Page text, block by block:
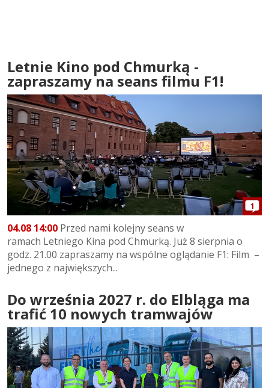
Letnie Kino pod Chmurką -
zapraszamy na seans filmu F1!
1
04.08 14:00 Przed nami kolejny seans w
ramach Letniego Kina pod Chmurką. Już 8 sierpnia o
godz. 21.00 zapraszamy na wspólne oglądanie F1: Film –
jednego z największych...
Do września 2027 r. do Elbląga ma
trafić 10 nowych tramwajów